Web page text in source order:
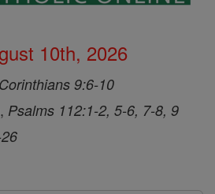
10th, 2026
9:6-10
Psalms 112:1-2, 5-6, 7-8, 9